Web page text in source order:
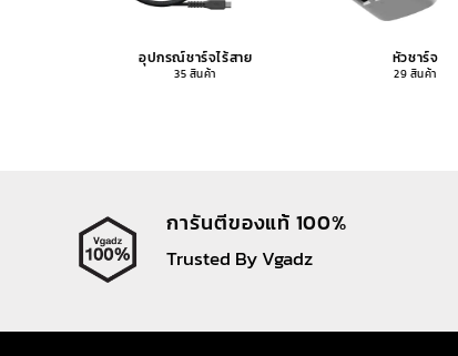
อุปกรณ์ชาร์จไร้สาย
35 สินค้า
หัวชาร์จ
29 สินค้า
การันตีของแท้ 100%
Trusted By Vgadz